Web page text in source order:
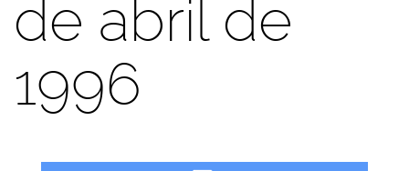
de abril de
1996